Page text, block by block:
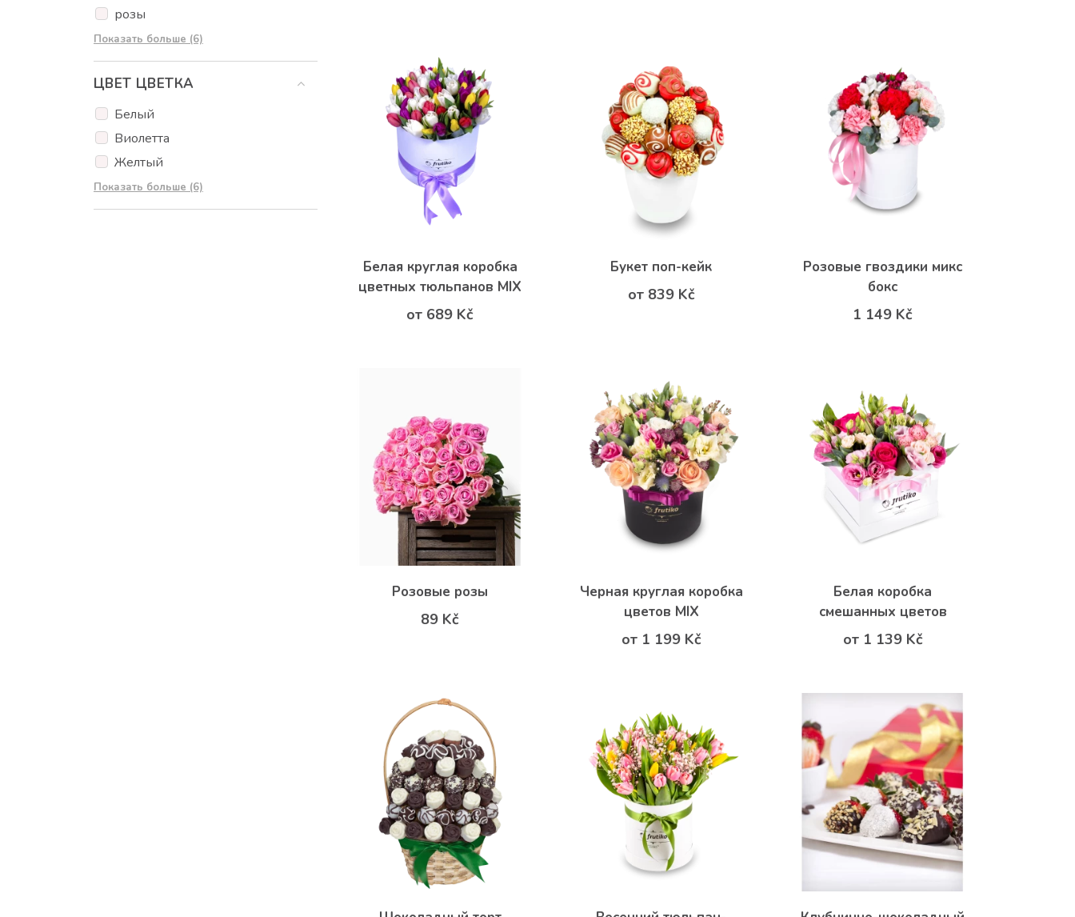
Popcakes
Сладости
розы
тюльпаны
Эвкалипт
эустома
фрезия
гипсофила
гвоздики
Показать больше (6)
ЦВЕТ ЦВЕТКА
Белый
Виолетта
Желтый
Красный
Кремовый
Показать больше (6)
Белая круглая коробка
цветных тюльпанов MIX
от 689 Kč
Букет поп-кейк
от 839 Kč
Розовые гвоздики микс
бокс
1 149 Kč
Розовые розы
89 Kč
Черная круглая коробка
цветов MIX
от 1 199 Kč
Белая коробка
смешанных цветов
от 1 139 Kč